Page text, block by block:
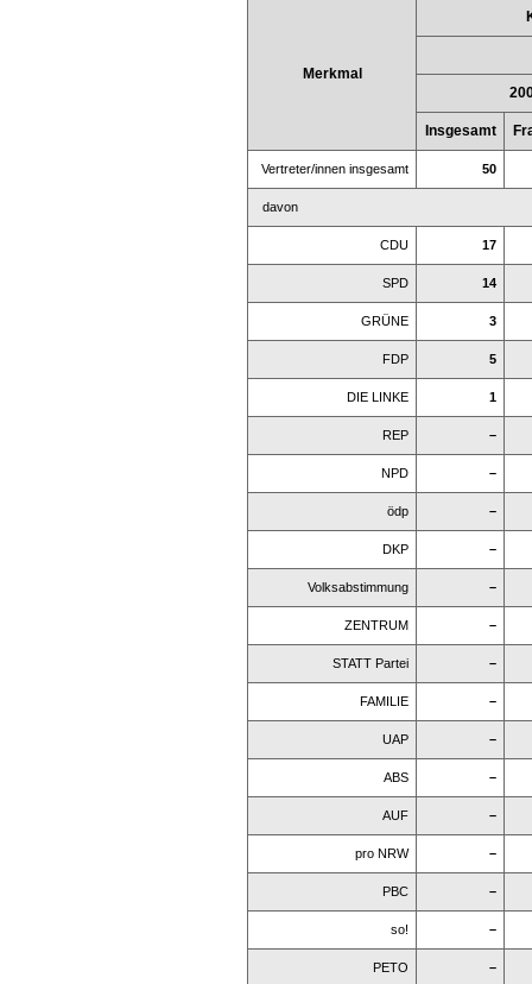
Merkmal
Insgesamt
Vertreter/innen insgesamt 50
davon
CDU 17
SPD 14
GRÜNE 3
FDP 5
DIE LINKE 1
REP –
NPD –
ödp –
DKP –
Volksabstimmung –
ZENTRUM –
STATT Partei –
FAMILIE –
UAP –
ABS –
AUF –
pro NRW –
PBC –
so! –
PETO –